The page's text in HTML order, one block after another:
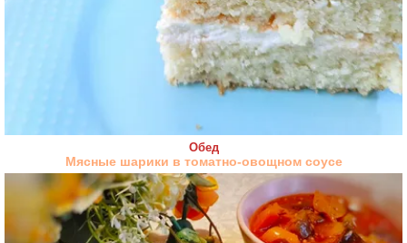
Обед
Мясные шарики в томатно-овощном соусе